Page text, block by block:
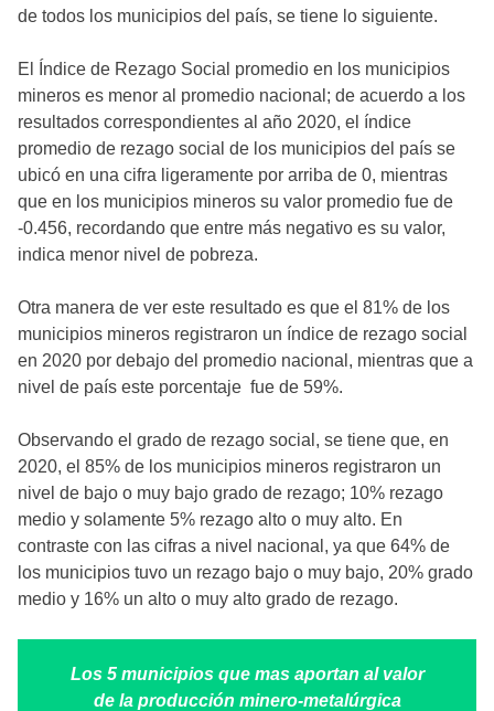
de todos los municipios del país, se tiene lo siguiente.
El Índice de Rezago Social promedio en los municipios
mineros es menor al promedio nacional; de acuerdo a los
resultados correspondientes al año 2020, el índice
promedio de rezago social de los municipios del país se
ubicó en una cifra ligeramente por arriba de 0, mientras
que en los municipios mineros su valor promedio fue de
-0.456, recordando que entre más negativo es su valor,
indica menor nivel de pobreza.
Otra manera de ver este resultado es que el 81% de los
municipios mineros registraron un índice de rezago social
en 2020 por debajo del promedio nacional, mientras que a
nivel de país este porcentaje fue de 59%.
Observando el grado de rezago social, se tiene que, en
2020, el 85% de los municipios mineros registraron un
nivel de bajo o muy bajo grado de rezago; 10% rezago
medio y solamente 5% rezago alto o muy alto. En
contraste con las cifras a nivel nacional, ya que 64% de
los municipios tuvo un rezago bajo o muy bajo, 20% grado
medio y 16% un alto o muy alto grado de rezago.
Los 5 municipios que mas aportan al valor
de la producción minero-metalúrgica